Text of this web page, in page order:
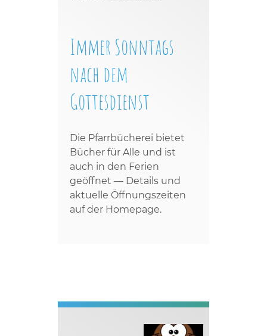
Immer Sonntags
nach dem
Gottesdienst
Die Pfarrbücherei bietet
Bücher für Alle und ist
auch in den Ferien
geöffnet — Details und
aktuelle Öffnungszeiten
auf der Homepage.